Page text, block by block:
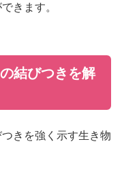
きます。
結びつきを解
きを強く示す生き物